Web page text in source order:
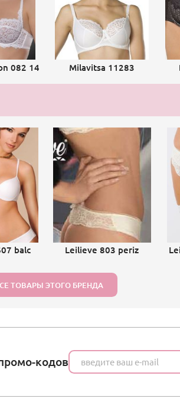
082 14 Milavitsa 11283
balc Leilieve 803 periz
ТОВАРЫ ЭТОГО БРЕНДА
кодов